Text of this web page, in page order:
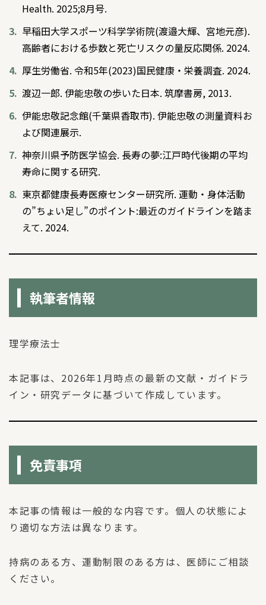
Health. 2025;8月号.
早稲田大学スポーツ科学学術院(渡邉大輝、宮地元彦).
高齢者における歩数と死亡リスクの量反応関係. 2024.
厚生労働省. 令和5年(2023)国民健康・栄養調査. 2024.
渡辺一郎. 伊能忠敬の歩いた日本. 筑摩書房, 2013.
伊能忠敬記念館(千葉県香取市). 伊能忠敬の測量資料お
よび関連展示.
神奈川県予防医学協会. 長寿の夢:江戸時代後期の平均
寿命に関する研究.
東京都健康長寿医療センター研究所. 運動・身体活動
の”ちょい足し”のポイント:最近のガイドラインを踏ま
えて. 2024.
執筆者情報
理学療法士
本記事は、2026年1月時点の最新の文献・ガイドラ
イン・研究データに基づいて作成しています。
免責事項
本記事の情報は一般的な内容です。個人の状態によ
り適切な方法は異なります。
持病のある方、運動制限のある方は、医師にご相談
ください。